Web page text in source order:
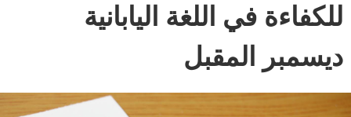
للكفاءة في اللغة اليابانية
ديسمبر المقبل